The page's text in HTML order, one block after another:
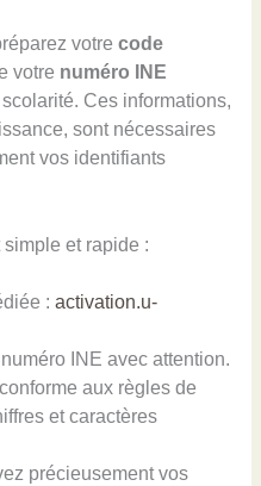
votre code
votre numéro INE
Ces informations,
sont nécessaires
vos identifiants
simple et rapide :
: activation.u-
INE avec attention.
aux règles de
et caractères
précieusement vos